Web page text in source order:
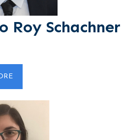
Roy Schachner